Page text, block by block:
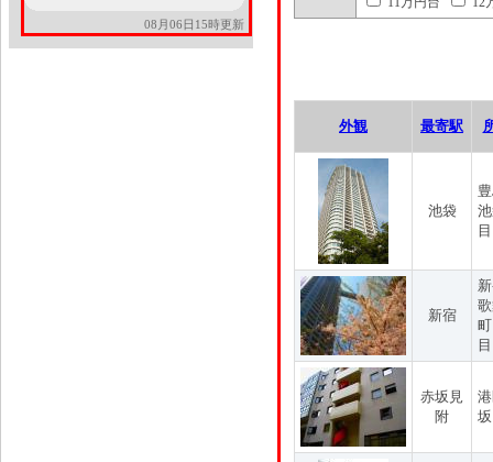
08月06日15時更新
外観 最寄駅
池袋
目
新宿
目
赤坂見
附